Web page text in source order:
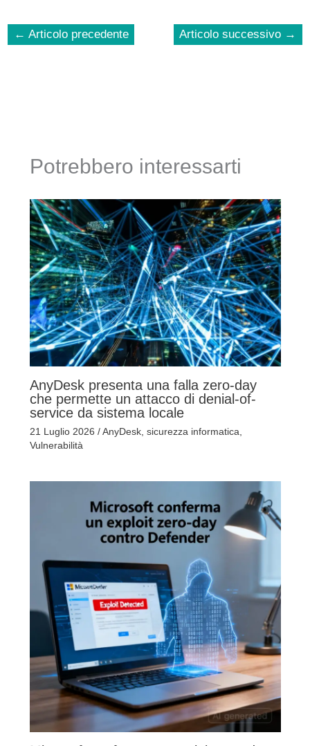
← Articolo precedente Articolo successivo →
Potrebbero interessarti
AnyDesk presenta una falla zero-day
che permette un attacco di denial-of-
service da sistema locale
21 Luglio 2026 /AnyDesk, sicurezza informatica,
Vulnerabilità